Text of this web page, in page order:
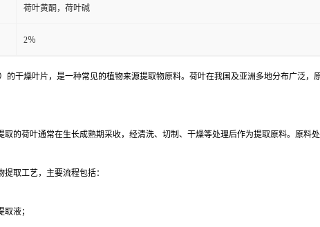
荷叶黄酮，荷叶碱
2％
）的干燥叶片，是一种常见的植物来源提取物原料。荷叶在我国及亚洲多地分布广泛
的荷叶通常在生长成熟期采收，经清洗、切制、干燥等处理后作为提取原料。原料
取工艺，主要流程包括：
液；